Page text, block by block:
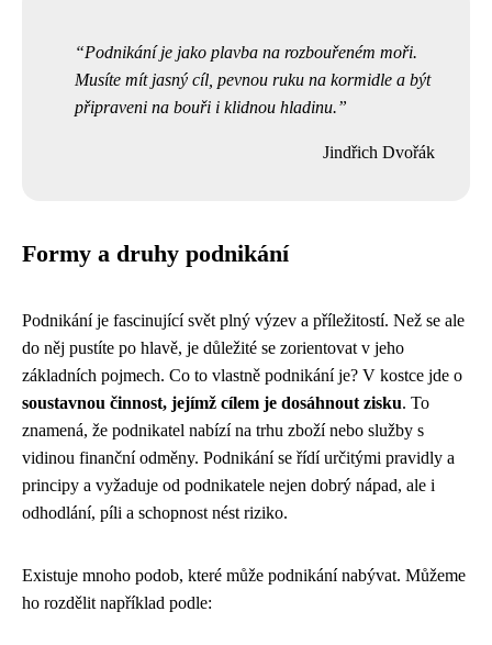
Podnikání je jako plavba na rozbouřeném moři.
Musíte mít jasný cíl, pevnou ruku na kormidle a být
připraveni na bouři i klidnou hladinu.
Jindřich Dvořák
Formy a druhy podnikání
Podnikání je fascinující svět plný výzev a příležitostí. Než se ale
do něj pustíte po hlavě, je důležité se zorientovat v jeho
základních pojmech. Co to vlastně podnikání je? V kostce jde o
soustavnou činnost, jejímž cílem je dosáhnout zisku. To
znamená, že podnikatel nabízí na trhu zboží nebo služby s
vidinou finanční odměny. Podnikání se řídí určitými pravidly a
principy a vyžaduje od podnikatele nejen dobrý nápad, ale i
odhodlání, píli a schopnost nést riziko.
Existuje mnoho podob, které může podnikání nabývat. Můžeme
ho rozdělit například podle: